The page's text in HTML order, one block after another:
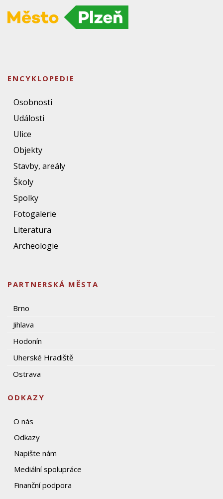
ENCYKLOPEDIE
Osobnosti
Události
Ulice
Objekty
Stavby, areály
Školy
Spolky
Fotogalerie
Literatura
Archeologie
PARTNERSKÁ MĚSTA
Brno
Jihlava
Hodonín
Uherské Hradiště
Ostrava
ODKAZY
O nás
Odkazy
Napište nám
Mediální spolupráce
Finanční podpora